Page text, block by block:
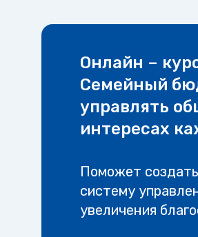
Онлайн –
Семейный
управлять
интересах
Поможет
систему
увеличения